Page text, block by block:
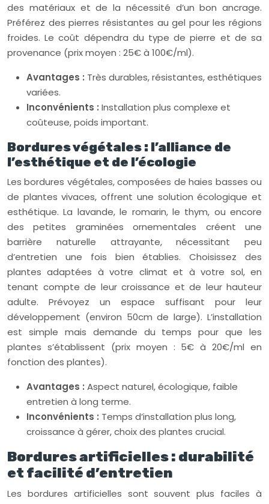
des matériaux et de la nécessité d’un bon ancrage.
Préférez des pierres résistantes au gel pour les régions
froides. Le coût dépendra du type de pierre et de sa
provenance (prix moyen : 25€ à 100€/ml).
Avantages : Très durables, résistantes, esthétiques
variées.
Inconvénients : Installation plus complexe et
coûteuse, poids important.
Bordures végétales : l’alliance de
l’esthétique et de l’écologie
Les bordures végétales, composées de haies basses ou
de plantes vivaces, offrent une solution écologique et
esthétique. La lavande, le romarin, le thym, ou encore
des petites graminées ornementales créent une
barrière naturelle attrayante, nécessitant peu
d’entretien une fois bien établies. Choisissez des
plantes adaptées à votre climat et à votre sol, en
tenant compte de leur croissance et de leur hauteur
adulte. Prévoyez un espace suffisant pour leur
développement (environ 50cm de large). L’installation
est simple mais demande du temps pour que les
plantes s’établissent (prix moyen : 5€ à 20€/ml en
fonction des plantes).
Avantages : Aspect naturel, écologique, faible
entretien à long terme.
Inconvénients : Temps d’installation plus long,
croissance à gérer, choix des plantes crucial.
Bordures artificielles : durabilité
et facilité d’entretien
Les bordures artificielles sont souvent plus faciles à